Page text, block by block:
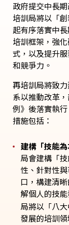
政府提交中長
培訓局將以「
起有序落實中長
培訓框架，強
式，以及提升
和競爭力。
再培訓局將致
系以推動改革
例》後落實執
措施包括：
建構「技能
局會建構「
性、針對性
口，構建清
解個人的技
局將以「八大
發展的培訓